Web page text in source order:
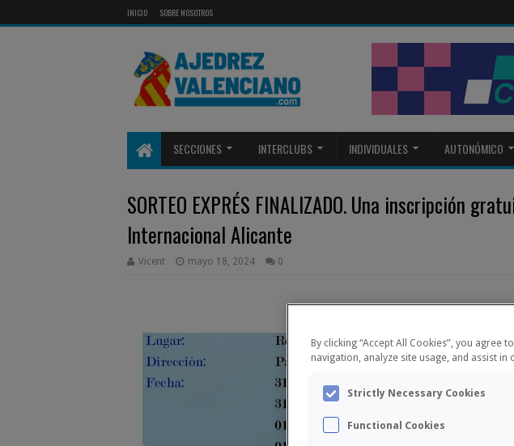
INICIO SOBRE NOSOTROS
SECCIONES INTERCLUBS INDIVIDUALES AUTONÓMICO
SORTEO EXPRÉS FINALIZADO. Una inscripción
Internacional Alicante
Vicent mayo 18, 2024 0
Promoción finalizada
By clicking “Accept All Cookies”, you
navigation, analyze site usage, and assist
Strictly Necessary Cookies
Functional Cookies